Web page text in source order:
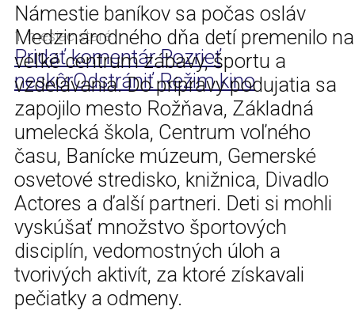
1 mesiac staré
Pridať komentár Pozrieť
neskôrOdstrániťRežim kino
Námestie baníkov sa počas osláv
Medzinárodného dňa detí premenilo na
veľké centrum zábavy, športu a
vzdelávania. Do prípravy podujatia sa
zapojilo mesto Rožňava, Základná
umelecká škola, Centrum voľného
času, Banícke múzeum, Gemerské
osvetové stredisko, knižnica, Divadlo
Actores a ďalší partneri. Deti si mohli
vyskúšať množstvo športových
disciplín, vedomostných úloh a
tvorivých aktivít, za ktoré získavali
pečiatky a odmeny.